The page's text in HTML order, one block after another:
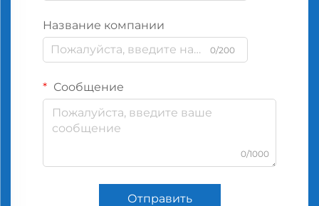
Название компании
0/200
Сообщение
0/1000
Отправить